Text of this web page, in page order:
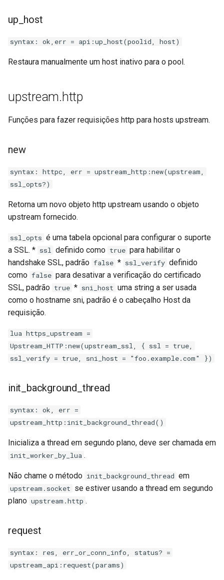
up_host
syntax: ok,err = api:up_host(poolid, host)
Restaura manualmente um host inativo para o pool.
upstream.http
Funções para fazer requisições http para hosts upstream.
new
syntax: httpc, err = upstream_http:new(upstream,
ssl_opts?)
Retorna um novo objeto http upstream usando o objeto
upstream fornecido.
ssl_opts é uma tabela opcional para configurar o suporte
a SSL. * ssl definido como true para habilitar o
handshake SSL, padrão false * ssl_verify definido
como false para desativar a verificação do certificado
SSL, padrão true * sni_host uma string a ser usada
como o hostname sni, padrão é o cabeçalho Host da
requisição.
lua https_upstream =
Upstream_HTTP:new(upstream_ssl, { ssl = true,
ssl_verify = true, sni_host = "foo.example.com" })
init_background_thread
syntax: ok, err =
upstream_http:init_background_thread()
Inicializa a thread em segundo plano, deve ser chamada em
init_worker_by_lua .
Não chame o método init_background_thread em
upstream.socket se estiver usando a thread em segundo
plano upstream.http .
request
syntax: res, err_or_conn_info, status? =
upstream_api:request(params)